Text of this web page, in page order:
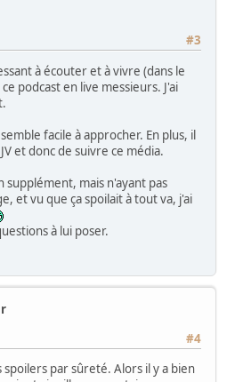
#3
à écouter et à vivre (dans le
podcast en live messieurs. J'ai
facile à approcher. En plus, il
et donc de suivre ce média.
mais n'ayant pas
et vu que ça spoilait à tout va, j'ai
à lui poser.
#4
par sûreté. Alors il y a bien